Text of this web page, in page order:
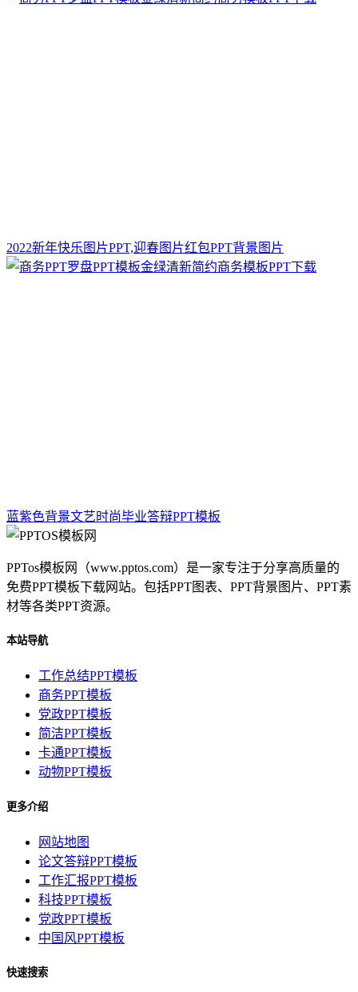
2022新年快乐图片PPT,迎春图片红包PPT背景图片
蓝紫色背景文艺时尚毕业答辩PPT模板
PPTos模板网（www.pptos.com）是一家专注于分享高质量的
免费PPT模板下载网站。包括PPT图表、PPT背景图片、PPT素
材等各类PPT资源。
本站导航
工作总结PPT模板
商务PPT模板
党政PPT模板
简洁PPT模板
卡通PPT模板
动物PPT模板
更多介绍
网站地图
论文答辩PPT模板
工作汇报PPT模板
科技PPT模板
党政PPT模板
中国风PPT模板
快速搜索